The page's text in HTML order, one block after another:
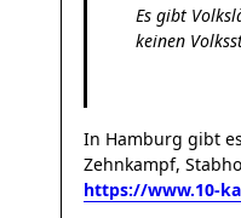
Es gibt
keinen
In Hamburg gibt
Zehnkampf,
https://www.10-